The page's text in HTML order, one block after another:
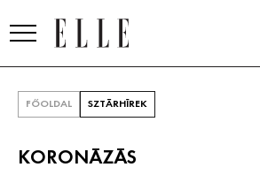
FŐOLDAL SZTÁRHÍREK
KORONÁZÁS